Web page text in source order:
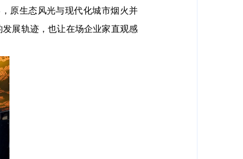
原生态风光与现代化城市烟火并
展轨迹，也让在场企业家直观感